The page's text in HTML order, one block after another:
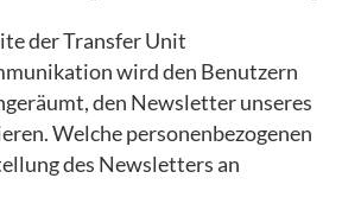
der Transfer Unit
wird den Benutzern
den Newsletter unseres
Welche personenbezogenen
des Newsletters an